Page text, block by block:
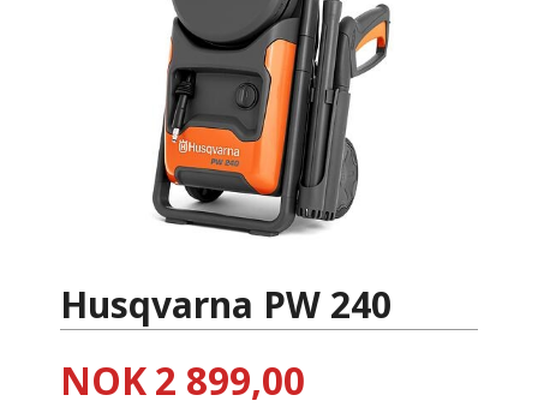
Husqvarna PW 240
Tilbud
NOK2 899,00